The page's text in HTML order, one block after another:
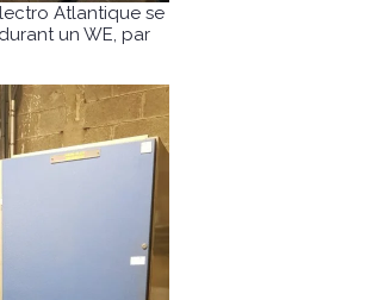
Atlantique se
un WE, par